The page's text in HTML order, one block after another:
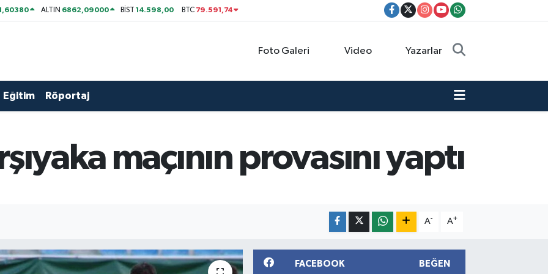
ALTIN 6862,09000 BİST14.598,00 BTC 79.591,74
Foto Galeri Video Yazarlar
Eğitim Röportaj
maçının provasını yaptı
A- A+
FACEBOOK BEĞEN